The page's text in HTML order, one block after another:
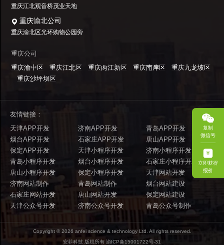
复制
微信号
立即获得
报价
重庆江北观音桥茂业天地
重庆渝北公司
重庆渝北区光环购物公园旁
重庆公司
重庆渝中区
重庆江北区 重庆两江新区 重庆南岸区
重庆九龙坡区
重庆沙坪坝区
友情链接：
天津APP开发
济南APP开发
青岛APP开发
烟台APP开发
石家庄APP开发
唐山APP开发
保定APP开发
天津小程序开发
济南小程序开发
青岛小程序开发
烟台小程序开发
石家庄小程序开发
唐山小程序开发
保定小程序开发
天津网站开发
济南网站制作
青岛网站制作
烟台网站建设
石家庄网站开发
唐山网站开发
保定网站建设
天津公众号开发
济南公众号开发 青岛公众号制作
Copyright ©2026 anfei science & technology Ltd. All rights reserved.
安菲科技 版权所有 渝ICP备15001722号-31